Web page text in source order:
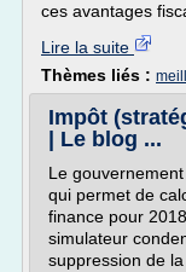
ces avantages
Lire la suite
Thèmes liés :
Impôt
| Le blog ...
Le
qui permet de
finance pour
simulateur
suppression de